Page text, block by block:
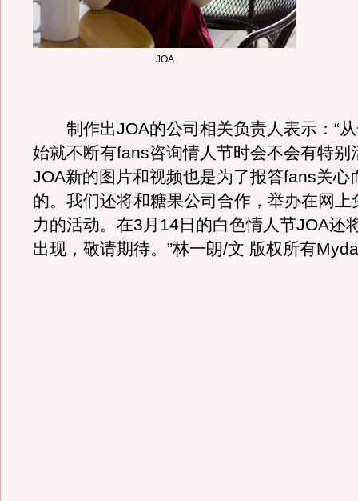
JOA
制作出JOA的公司相关负责人表示：“从
始就不断有fans咨询情人节时会不会有特别
JOA新的图片和视频也是为了报答fans关心
的。我们还将和糖果公司合作，举办在网上
力的活动。在3月14日的白色情人节JOA还
出现，敬请期待。”林一朗/文 版权所有